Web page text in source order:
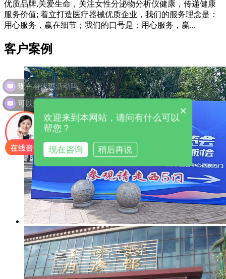
优质品牌,关爱生命，关注女性分泌物分析仪健康，传递健康
服务价值; 着立打造医疗器械优质企业，我们的服务理念是：
用心服务，赢在细节；我们的口号是：用心服务，赢...
客户案例
可以介绍下你们的产品么
×
欢迎来到本网站，请问有什么可以
帮您？
现在咨询 稍后再说